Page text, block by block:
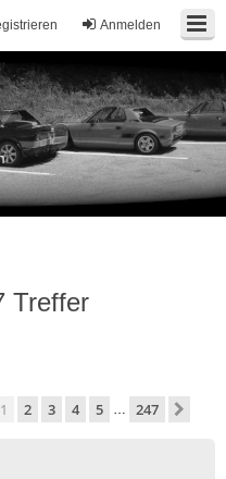
Anmelden
Treffer
1von 247
1 2 3 4 5 … 247